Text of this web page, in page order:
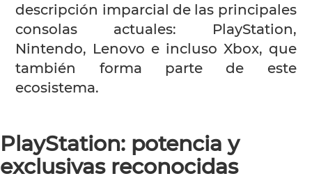
descripción imparcial de las principales
consolas actuales: PlayStation,
Nintendo, Lenovo e incluso Xbox, que
también forma parte de este
ecosistema.
PlayStation: potencia y
exclusivas reconocidas